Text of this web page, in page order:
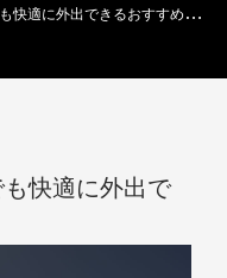
外出できるおすすめ装備を解説
快適に外出で